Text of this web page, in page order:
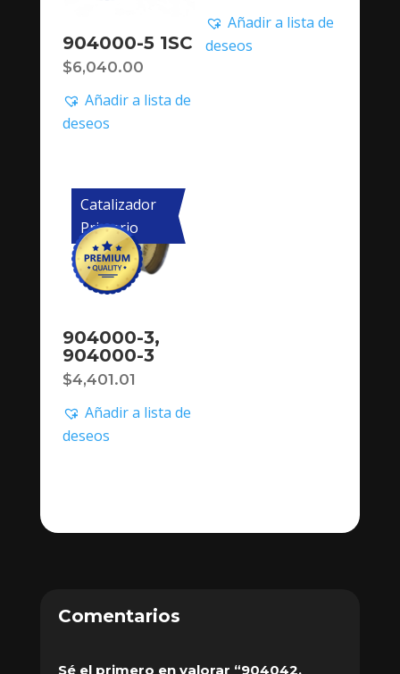
904000-5 1SC
$6,040.00
Añadir a lista de
deseos
Añadir a lista de
deseos
Catalizador
Primario
904000-3,
904000-3
$4,401.01
Añadir a lista de
deseos
Comentarios
Sé el primero en valorar “904042,